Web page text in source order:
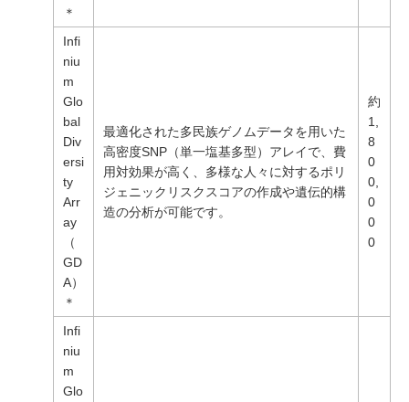
＊
Infi
niu
m
Glo
bal
Div
ersi
ty
Arr
ay
（
GD
A）
＊
最適化された多民族ゲノムデータを用いた
高密度SNP（単一塩基多型）アレイで、費
用対効果が高く、多様な人々に対するポリ
ジェニックリスクスコアの作成や遺伝的構
造の分析が可能です。
約
1,
8
0
0,
0
0
0
Infi
niu
m
Glo